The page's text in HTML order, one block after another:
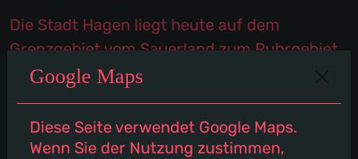
Die Stadt Hagen liegt heute auf dem
Grenzgebiet vom Sauerland zum Ruhrgebiet.
Von ihrer industriellen Entwicklung gehört
Landschaftsraum zum Sauerland zählt. Ihre
Anfänge liegen im Mittelalter, auch wenn
Google Maps
Diese Seite verwendet Google Maps.
Wenn Sie der Nutzung zustimmen,